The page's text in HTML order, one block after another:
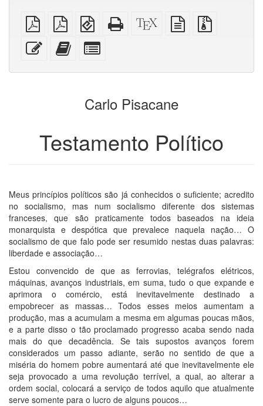
PDF
simples
PDF
imposto
sobre
EPUB
(para
dispositivos
móveis)
HTML
puro
Código-
fonte
fonte
em
Editar
esse
Adicionar
este
ao
livros
para
bookbuilder
Carlo Pisacane
Testamento Político
Meus princípios políticos são já conhecidos o suficiente; acredito
no socialismo, mas num socialismo diferente dos sistemas
franceses, que são praticamente todos baseados na ideia
monarquista e despótica que prevalece naquela nação… O
socialismo de que falo pode ser resumido nestas duas palavras:
liberdade e associação…
Estou convencido de que as ferrovias, telégrafos elétricos,
máquinas, avanços industriais, em suma, tudo o que expande e
aprimora o comércio, está inevitavelmente destinado a
empobrecer as massas… Todos esses meios aumentam a
produção, mas a acumulam a mesma em algumas poucas mãos,
e a parte disso o tão proclamado progresso acaba sendo nada
mais do que decadência. Se tais supostos avanços forem
considerados um passo adiante, serão no sentido de que a
miséria do homem pobre aumentará até que inevitavelmente ele
seja provocado a uma revolução terrível, a qual, ao alterar a
ordem social, colocará a serviço de todos aquilo que atualmente
serve somente para o lucro de alguns poucos…